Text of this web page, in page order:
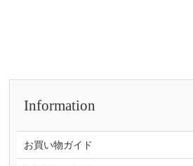
Information
お買い物ガイド